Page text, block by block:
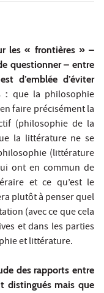
les « frontières » –
questionner – entre
d’emblée d’éviter
: que la philosophie
faire précisément la
(philosophie de la
la littérature ne se
(littérature
ont en commun de
et ce qu’est le
plutôt à penser quel
(avec ce que cela
et dans les parties
et littérature.
des rapports entre
distingués mais que